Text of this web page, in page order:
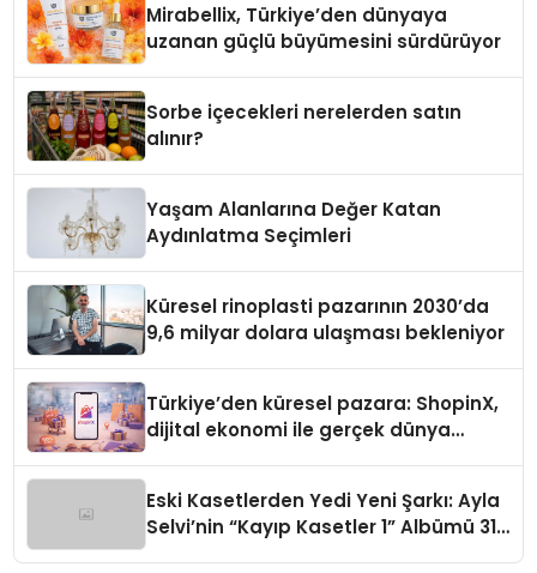
Mirabellix, Türkiye’den dünyaya
uzanan güçlü büyümesini sürdürüyor
Sorbe içecekleri nerelerden satın
alınır?
Yaşam Alanlarına Değer Katan
Aydınlatma Seçimleri
Küresel rinoplasti pazarının 2030’da
9,6 milyar dolara ulaşması bekleniyor
Türkiye’den küresel pazara: ShopinX,
dijital ekonomi ile gerçek dünya
Eski Kasetlerden Yedi Yeni Şarkı: Ayla
Selvi’nin “Kayıp Kasetler 1” Albümü 31